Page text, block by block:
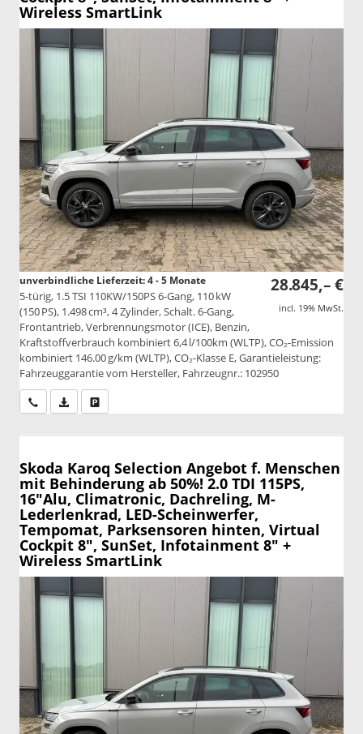
Wireless SmartLink
28.845,– €
incl. 19% MwSt.
unverbindliche Lieferzeit: 4 - 5 Monate
5-türig, 1.5 TSI 110KW/150PS 6-Gang, 110 kW
(150 PS), 1.498 cm³, 4 Zylinder, Schalt. 6-Gang,
Frontantrieb, Verbrennungsmotor (ICE), Benzin,
Kraftstoffverbrauch kombiniert 6,4 l/100km (WLTP), CO₂-Emission
kombiniert 146.00 g/km (WLTP), CO₂-Klasse E, Garantieleistung:
Fahrzeuggarantie vom Hersteller, Fahrzeugnr.: 102950
Wir rufen Sie anPDF-Datei, Fahrzeugexposé drucken
Skoda Karoq Selection Angebot f. Menschen
mit Behinderung ab 50%! 2.0 TDI 115PS,
16"Alu, Climatronic, Dachreling, M-
Lederlenkrad, LED-Scheinwerfer,
Tempomat, Parksensoren hinten, Virtual
Cockpit 8", SunSet, Infotainment 8" +
Wireless SmartLink